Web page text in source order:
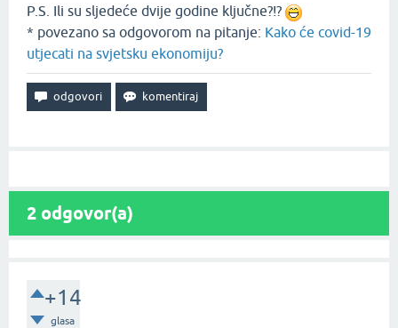
P.S. Ili su sljedeće dvije godine ključne?!?
* povezano sa odgovorom na pitanje: Kako će covid-19
utjecati na svjetsku ekonomiju?
2 odgovor(a)
+14
glasa